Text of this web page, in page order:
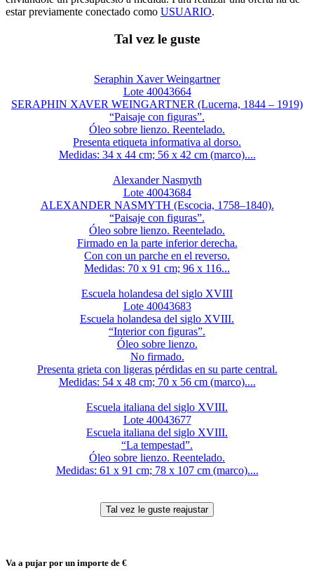
estar previamente conectado como USUARIO.
Tal vez le guste
Seraphin Xaver Weingartner
Lote 40043664
SERAPHIN XAVER WEINGARTNER (Lucerna, 1844 – 1919)
“Paisaje con figuras”.
Óleo sobre lienzo. Reentelado.
Presenta etiqueta informativa al dorso.
Medidas: 34 x 44 cm; 56 x 42 cm (marco)....
Alexander Nasmyth
Lote 40043684
ALEXANDER NASMYTH (Escocia, 1758–1840).
“Paisaje con figuras”.
Óleo sobre lienzo. Reentelado.
Firmado en la parte inferior derecha.
Con con un parche en el reverso.
Medidas: 70 x 91 cm; 96 x 116...
Escuela holandesa del siglo XVIII
Lote 40043683
Escuela holandesa del siglo XVIII.
“Interior con figuras”.
Óleo sobre lienzo.
No firmado.
Presenta grieta con ligeras pérdidas en su parte central.
Medidas: 54 x 48 cm; 70 x 56 cm (marco)....
Escuela italiana del siglo XVIII.
Lote 40043677
Escuela italiana del siglo XVIII.
“La tempestad”.
Óleo sobre lienzo. Reentelado.
Medidas: 61 x 91 cm; 78 x 107 cm (marco)....
Va a pujar por un importe de €